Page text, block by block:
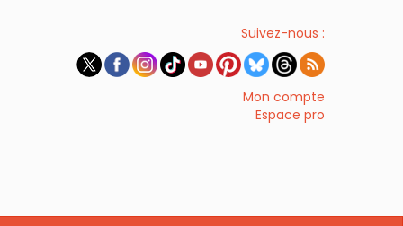
Suivez-nous :
Mon compte
Espace pro